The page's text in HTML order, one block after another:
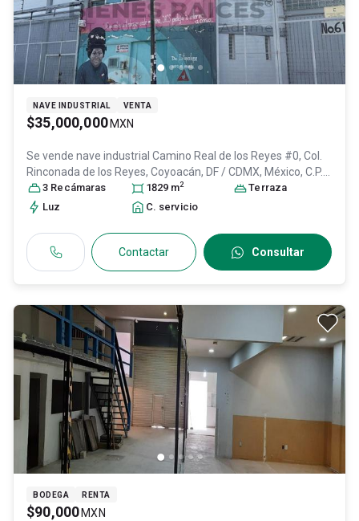
NAVE INDUSTRIAL VENTA
$35,000,000 MXN
Se vende nave industrial Camino Real de los Reyes #0, Col.
Rinconada de los Reyes, Coyoacán, DF / CDMX, México, C.P.
04330, ID:30953263
3 Recámaras 1829 m2
Terraza
Luz
C. servicio
Contactar Consultar
BODEGA RENTA
$90,000 MXN